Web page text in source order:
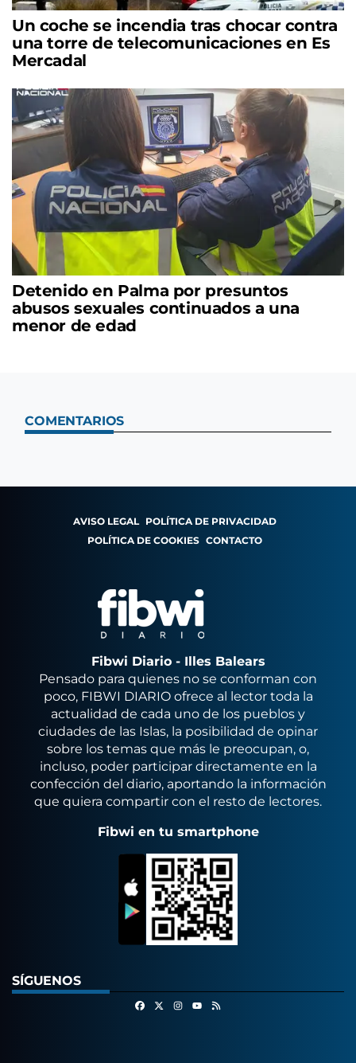
Un coche se incendia tras chocar contra
una torre de telecomunicaciones en Es
Mercadal
Detenido en Palma por presuntos
abusos sexuales continuados a una
menor de edad
COMENTARIOS
AVISO LEGAL POLÍTICA DE PRIVACIDAD
POLÍTICA DE COOKIES CONTACTO
Fibwi Diario - Illes Balears
Pensado para quienes no se conforman con
poco, FIBWI DIARIO ofrece al lector toda la
actualidad de cada uno de los pueblos y
ciudades de las Islas, la posibilidad de opinar
sobre los temas que más le preocupan, o,
incluso, poder participar directamente en la
confección del diario, aportando la información
que quiera compartir con el resto de lectores.
Fibwi en tu smartphone
SÍGUENOS
FacebookInstagram